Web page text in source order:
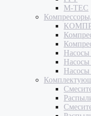
M-TEC
Насосы
Насосы